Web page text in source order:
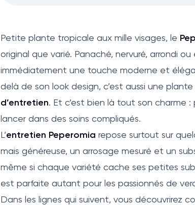
Petite plante tropicale aux mille visages, le
original que varié. Panaché, nervuré, arrondi
immédiatement une touche moderne et
delà de son look design, c’est aussi une
d’entretien. Et c’est bien là tout son charme
lancer dans des soins compliqués.
L’entretien Peperomia repose surtout sur
mais généreuse, un arrosage mesuré et un
même si chaque variété cache ses petites
est parfaite autant pour les passionnés de
Dans les lignes qui suivent, vous découvrirez